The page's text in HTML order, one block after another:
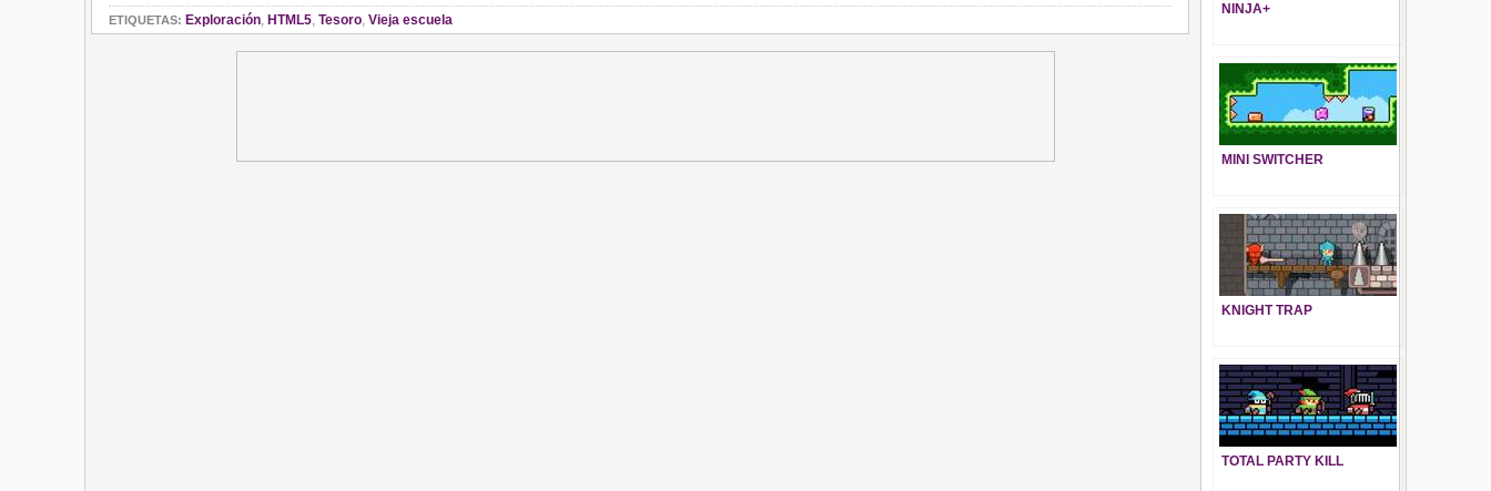
ETIQUETAS: Exploración, HTML5, Tesoro, Vieja escuela
NINJA+
MINI SWITCHER
KNIGHT TRAP
TOTAL PARTY KILL